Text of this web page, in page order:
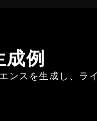
例
ンスを生成し、ラ